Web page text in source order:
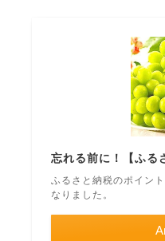
忘れる前に！【ふる
ふるさと納税のポイン
なりました。